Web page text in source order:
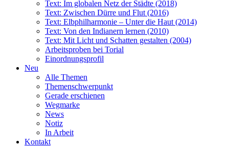
Text: Im globalen Netz der Städte (2018)
Text: Zwischen Dürre und Flut (2016)
Text: Elbphilharmonie – Unter die Haut (2014)
Text: Von den Indianern lernen (2010)
Text: Mit Licht und Schatten gestalten (2004)
Arbeitsproben bei Torial
Einordnungsprofil
Neu
Alle Themen
Themenschwerpunkt
Gerade erschienen
Wegmarke
News
Notiz
In Arbeit
Kontakt